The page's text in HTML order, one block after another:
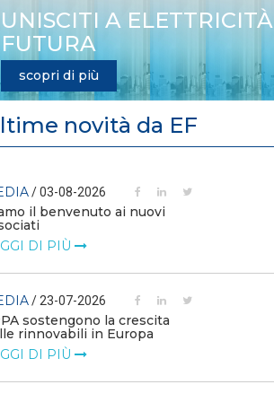
UNISCITI A ELETTRICITÀ
FUTURA
scopri di più
novità da EF
/ 03-08-2026
il benvenuto ai nuovi
DI PIÙ
/ 23-07-2026
sostengono la crescita
rinnovabili in Europa
DI PIÙ